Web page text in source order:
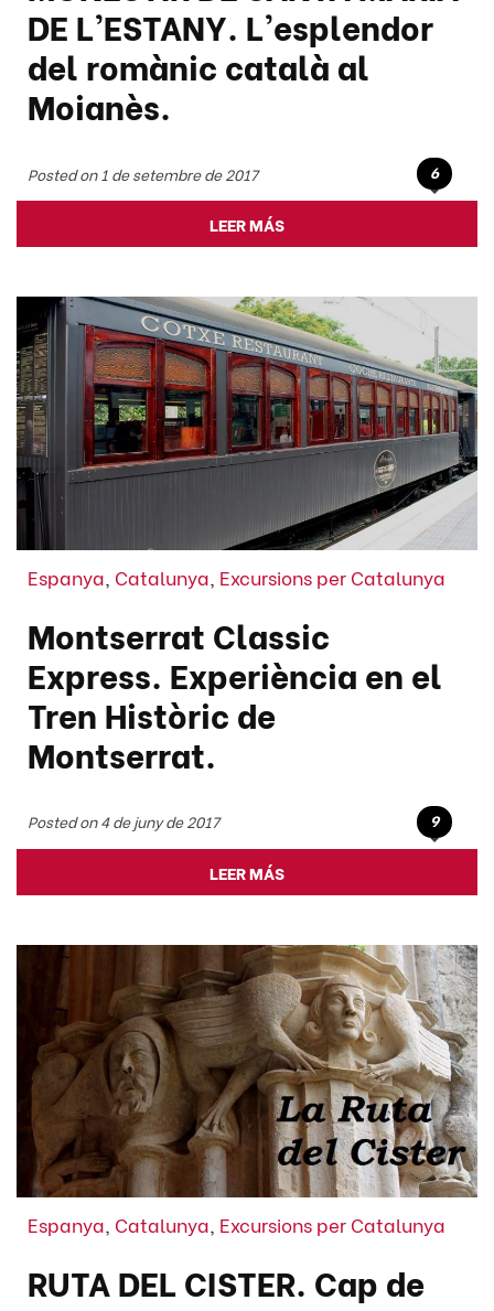
DE L'ESTANY. L'esplendor
del romànic català al
Moianès.
Posted on 1 de setembre de 2017 6
LEER MÁS
Espanya Catalunya Excursions per Catalunya
Montserrat Classic
Express. Experiència en el
Tren Històric de
Montserrat.
Posted on 4 de juny de 2017 9
LEER MÁS
Espanya, Catalunya, Excursions per Catalunya
RUTA DEL CISTER. Cap de